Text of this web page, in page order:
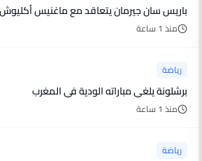
باريس سان جيرمان يتعاقد مع ماغنيس
منذ 1 ساعة
رياضة
برشلونة يلغي مباراته الودية في المغرب
منذ 1 ساعة
رياضة